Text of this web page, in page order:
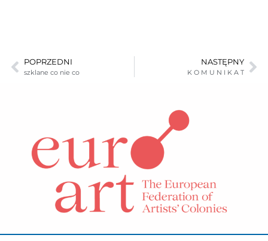
POPRZEDNI
szklane co nie co
NASTĘPNY
K O M U N I K A T